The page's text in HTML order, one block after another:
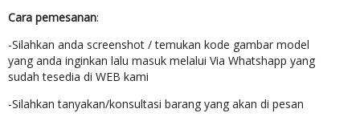
Cara pemesanan:
-Silahkan anda screenshot / temukan kode gambar model
yang anda inginkan lalu masuk melalui Via Whatshapp yang
sudah tesedia di WEB kami
-Silahkan tanyakan/konsultasi barang yang akan di pesan